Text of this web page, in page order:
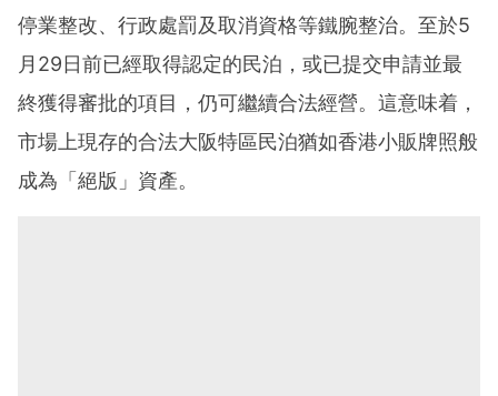
停業整改、行政處罰及取消資格等鐵腕整治。至於5
月29日前已經取得認定的民泊，或已提交申請並最
終獲得審批的項目，仍可繼續合法經營。這意味着，
市場上現存的合法大阪特區民泊猶如香港小販牌照般
成為「絕版」資產。